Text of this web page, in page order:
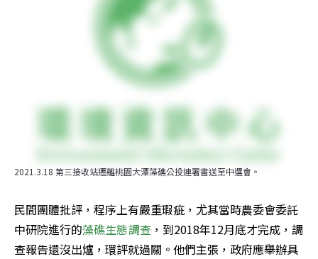
2021.3.18 第三接收站遷離桃園大潭藻礁公投連署書送至中選會。
民間團體批評，程序上有嚴重瑕疵，尤其當時農委會委託
中研院進行的藻礁生態調查 ，到2018年12月底才完成，調
查報告還沒出爐，環評就過關。他們主張，政府應舉辦具